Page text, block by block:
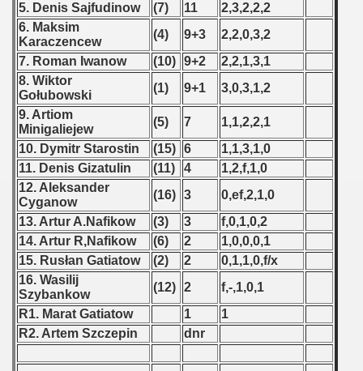
5. Denis Sajfudinow
(7) 11
2,3,2,2,2
6. Maksim
Karaczencew
(4) 9+3
2,2,0,3,2
7. Roman Iwanow
(10) 9+2
2,2,1,3,1
8. Wiktor
Gołubowski
(1) 9+1
3,0,3,1,2
9. Artiom
Minigaliejew
(5) 7
1,1,2,2,1
10. Dymitr Starostin
(15) 6
1,1,3,1,0
11. Denis Gizatulin
(11) 4
1,2,f,1,0
12. Aleksander
Cyganow
(16) 3
0,ef,2,1,0
13. Artur A.Nafikow
(3) 3
f,0,1,0,2
14. Artur R,Nafikow
(6) 2
1,0,0,0,1
15. Rusłan Gatiatow
(2) 2
0,1,1,0,f/x
16. Wasilij
Szybankow
(12) 2
f,-,1,0,1
R1. Marat Gatiatow
1
1
R2. Artem Szczepin
dnr
- 1964
- 1965
- 1966
- 1967
- 1968
- 1969
- 1970